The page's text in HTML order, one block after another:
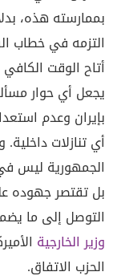
بممارسته هذه،
التزمه في خطاب
أتاح الوقت الكافي
يجعل أي حوار
بإيران وعدم
أي تنازلات
الجمهورية ليس
بل تقتصر جهوده
التوصل إلى ما
وزير الخارجية
الحزب الاتفاق.